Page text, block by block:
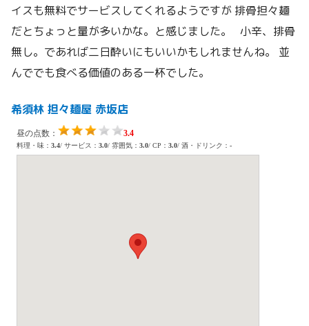
イスも無料でサービスしてくれるようですが 排骨担々麺
だとちょっと量が多いかな。と感じました。 小辛、排骨
無し。であれば二日酔いにもいいかもしれませんね。 並
んででも食べる価値のある一杯でした。
希須林 担々麺屋 赤坂店